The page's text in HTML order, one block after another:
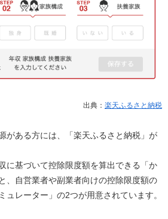
出典： 楽天ふるさと納税
がある方には、「楽天ふるさと納税」が
に基づいて控除限度額を算出できる「か
、自営業者や副業者向けの控除限度額の
ュレーター」の2つが用意されています。